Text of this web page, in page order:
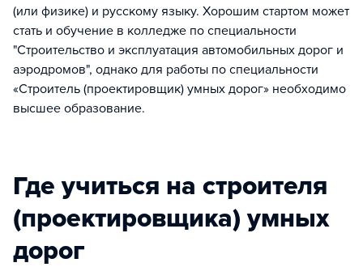
(или физике) и русскому языку. Хорошим стартом может
стать и обучение в колледже по специальности
"Строительство и эксплуатация автомобильных дорог и
аэродромов", однако для работы по специальности
«Строитель (проектировщик) умных дорог» необходимо
высшее образование.
Где учиться на строителя
(проектировщика) умных
дорог